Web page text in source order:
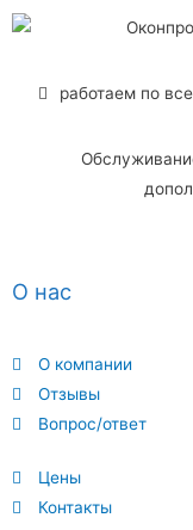
О нас
О компании
Отзывы
Вопрос/ответ
Цены
Контакты
работаем по